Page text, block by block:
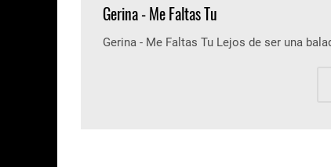
Gerina - Me Faltas Tu
Gerina - Me Faltas Tu Lejos de ser una